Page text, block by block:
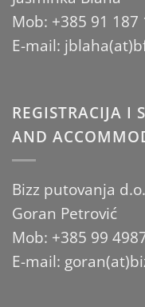
Mob: +385 91 187
E-mail:
REGISTRACIJA I
AND
Bizz putovanja
Goran Petrović
Mob: +385 99
E-mail: